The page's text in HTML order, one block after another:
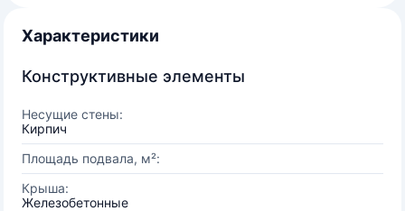
Характеристики
Конструктивные элементы
Несущие стены:
Кирпич
Площадь подвала, м²:
Крыша:
Железобетонные